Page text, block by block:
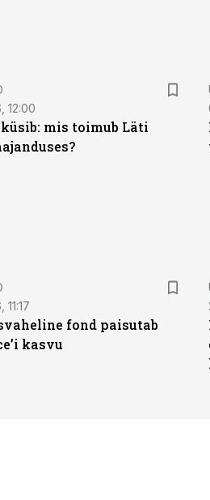
12:00
küsib: mis toimub Läti
fond paisutab
kasvu